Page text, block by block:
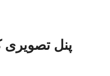
پنل تصویری